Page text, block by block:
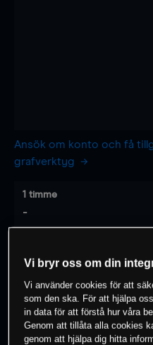
Ansök om konto och få
grafverktyg
1 timme
-
0% av kunderna
Vi bryr oss om din
Vi använder cookies för att
som den ska. För att hjälpa
in data för att förstå hur våra
Genom att tillåta alla cookies
genom att hjälpa dig hitta